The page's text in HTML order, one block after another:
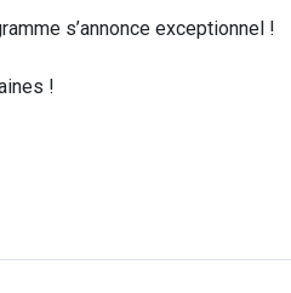
s’annonce exceptionnel !
!